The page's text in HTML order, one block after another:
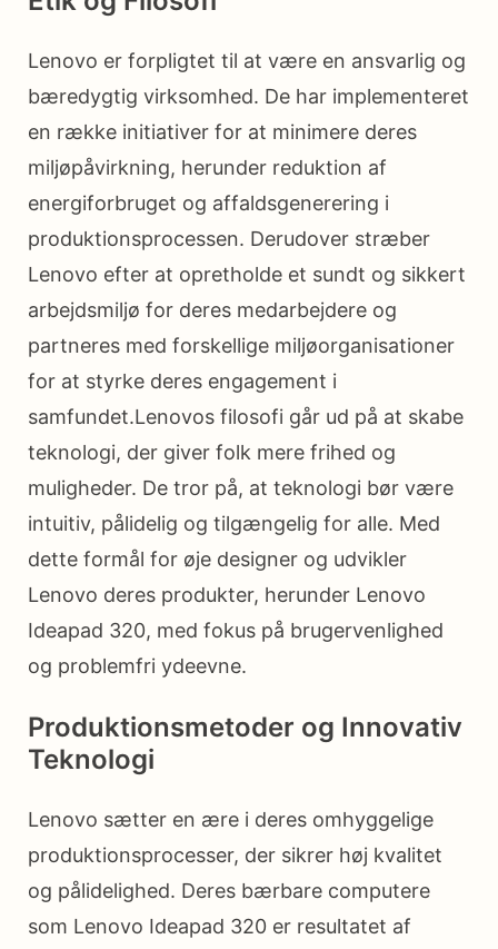
Lenovo er forpligtet til at være en ansvarlig og
bæredygtig virksomhed. De har implementeret
en række initiativer for at minimere deres
miljøpåvirkning, herunder reduktion af
energiforbruget og affaldsgenerering i
produktionsprocessen. Derudover stræber
Lenovo efter at opretholde et sundt og sikkert
arbejdsmiljø for deres medarbejdere og
partneres med forskellige miljøorganisationer
for at styrke deres engagement i
samfundet.Lenovos filosofi går ud på at skabe
teknologi, der giver folk mere frihed og
muligheder. De tror på, at teknologi bør være
intuitiv, pålidelig og tilgængelig for alle. Med
dette formål for øje designer og udvikler
Lenovo deres produkter, herunder Lenovo
Ideapad 320, med fokus på brugervenlighed
og problemfri ydeevne.
Produktionsmetoder og Innovativ
Teknologi
Lenovo sætter en ære i deres omhyggelige
produktionsprocesser, der sikrer høj kvalitet
og pålidelighed. Deres bærbare computere
som Lenovo Ideapad 320 er resultatet af